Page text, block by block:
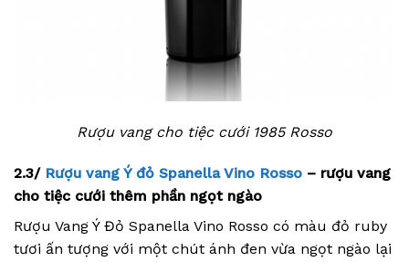
Rượu vang cho tiệc cưới 1985 Rosso
2.3/ Rượu vang Ý đỏ Spanella Vino Rosso – rượu vang
cho tiệc cưới thêm phần ngọt ngào
Rượu Vang Ý Đỏ Spanella Vino Rosso có màu đỏ ruby
tươi ấn tượng với một chút ánh đen vừa ngọt ngào lại